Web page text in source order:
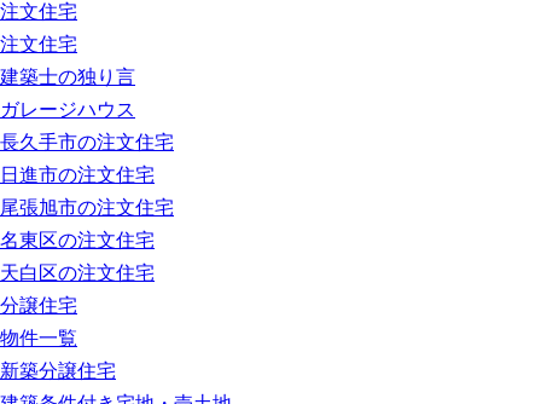
注文住宅
注文住宅
建築士の独り言
ガレージハウス
長久手市の注文住宅
日進市の注文住宅
尾張旭市の注文住宅
名東区の注文住宅
天白区の注文住宅
分譲住宅
物件一覧
新築分譲住宅